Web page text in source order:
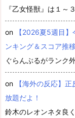
『乙女怪獣』は１～
on
【2026夏5週目
ンキング＆スコア推
ぐらんぶるがランク
on
【海外の反応】
放題だよ！
鈴木のレオンネタ良